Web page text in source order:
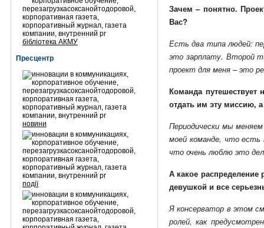
бібліотека АКМУ
Пресцентр
новини
події
Зачем – понятно.
Вас?
Есть два типа людей:
это зарплату. Второй
проект для меня – это
Команда
отдать им эту миссию,
Периодически мы
моей команде, что есть
что очень люблю это
А какое
девушкой и все
Я консерватор в этом
ролей, как